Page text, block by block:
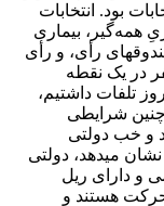
بود. انتخابات
همه‌گیر، بیماری
پای صندوقهای رأی، و رأی
در یک نقطه
تلفات داشتیم،
شرایطی
و خب دولتی
میدهد، دولتی
و دارای ریل
هستند و